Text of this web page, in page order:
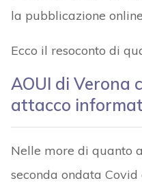
la pubblicazione
Ecco il resoconto di
AOUI di Verona
attacco
Nelle more di quanto
seconda ondata Covid